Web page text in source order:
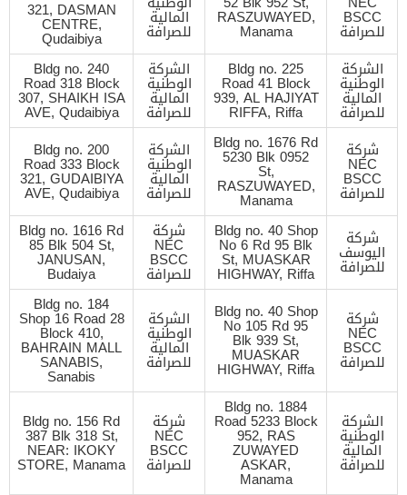
BSCC
للصرافة
RASZUWAYED,
Manama
المالية
للصرافة
321, DASMAN
CENTRE,
Qudaibiya
الشركة
الوطنية
المالية
للصرافة
Bldg no. 225
Road 41 Block
939, AL HAJIYAT
RIFFA, Riffa
الشركة
الوطنية
المالية
للصرافة
Bldg no. 240
Road 318 Block
307, SHAIKH ISA
AVE, Qudaibiya
شركة
NEC
BSCC
للصرافة
Bldg no. 1676 Rd
5230 Blk 0952
St,
RASZUWAYED,
Manama
الشركة
الوطنية
المالية
للصرافة
Bldg no. 200
Road 333 Block
321, GUDAIBIYA
AVE, Qudaibiya
شركة
اليوسف
للصرافة
Bldg no. 40 Shop
No 6 Rd 95 Blk
St, MUASKAR
HIGHWAY, Riffa
شركة
NEC
BSCC
للصرافة
Bldg no. 1616 Rd
85 Blk 504 St,
JANUSAN,
Budaiya
شركة
NEC
BSCC
للصرافة
Bldg no. 40 Shop
No 105 Rd 95
Blk 939 St,
MUASKAR
HIGHWAY, Riffa
الشركة
الوطنية
المالية
للصرافة
Bldg no. 184
Shop 16 Road 28
Block 410,
BAHRAIN MALL
SANABIS,
Sanabis
الشركة
الوطنية
المالية
للصرافة
Bldg no. 1884
Road 5233 Block
952, RAS
ZUWAYED
ASKAR,
Manama
شركة
NEC
BSCC
للصرافة
Bldg no. 156 Rd
387 Blk 318 St,
NEAR: IKOKY
STORE, Manama